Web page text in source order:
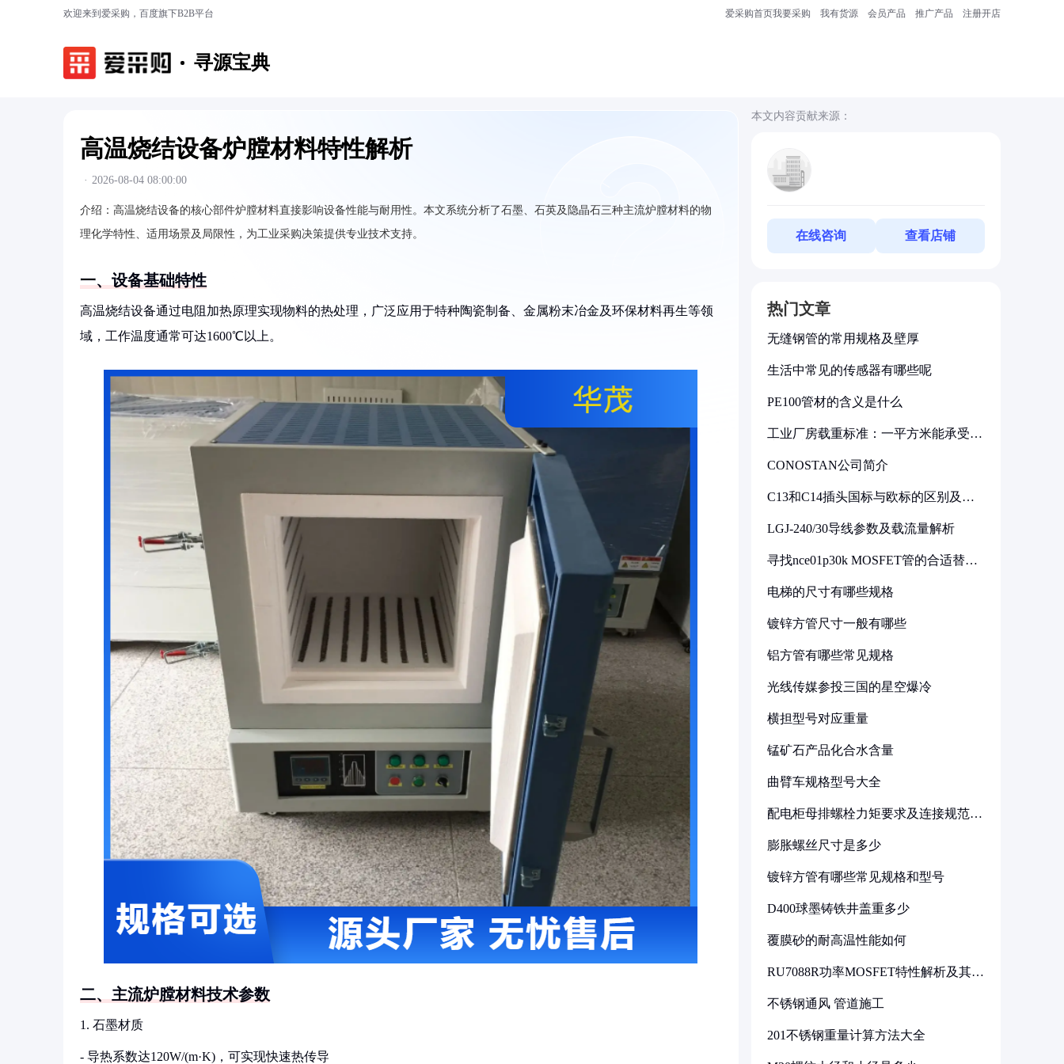
欢迎来到爱采购，百度旗下B2B平台 爱采购首页我要采购 我有货源 会员产品 推广产品 注册开店
寻源宝典
高温烧结设备炉膛材料特性解析
· 2026-08-04 08:00:00
介绍： 高温烧结设备的核心部件炉膛材料直接影响设备性能与耐用性。本文系统分析了石墨、石英及隐晶石三种主流炉膛材料的物
理化学特性、适用场景及局限性，为工业采购决策提供专业技术支持。
一、设备基础特性
高温烧结设备通过电阻加热原理实现物料的热处理，广泛应用于特种陶瓷制备、金属粉末冶金及环保材料再生等领
域，工作温度通常可达1600℃以上。
二、主流炉膛材料技术参数
1. 石墨材质
- 导热系数达120W/(m·K)，可实现快速热传导
本文内容贡献来源：
在线咨询 查看店铺
热门文章
无缝钢管的常用规格及壁厚
生活中常见的传感器有哪些呢
PE100管材的含义是什么
工业厂房载重标准：一平方米能承受多
CONOSTAN公司简介
C13和C14插头国标与欧标的区别及其
LGJ-240/30导线参数及载流量解析
寻找nce01p30k MOSFET管的合适替代
电梯的尺寸有哪些规格
镀锌方管尺寸一般有哪些
铝方管有哪些常见规格
光线传媒参投三国的星空爆冷
横担型号对应重量
锰矿石产品化合水含量
曲臂车规格型号大全
配电柜母排螺栓力矩要求及连接规范详
膨胀螺丝尺寸是多少
镀锌方管有哪些常见规格和型号
D400球墨铸铁井盖重多少
覆膜砂的耐高温性能如何
RU7088R功率MOSFET特性解析及其在
不锈钢通风 管道施工
201不锈钢重量计算方法大全